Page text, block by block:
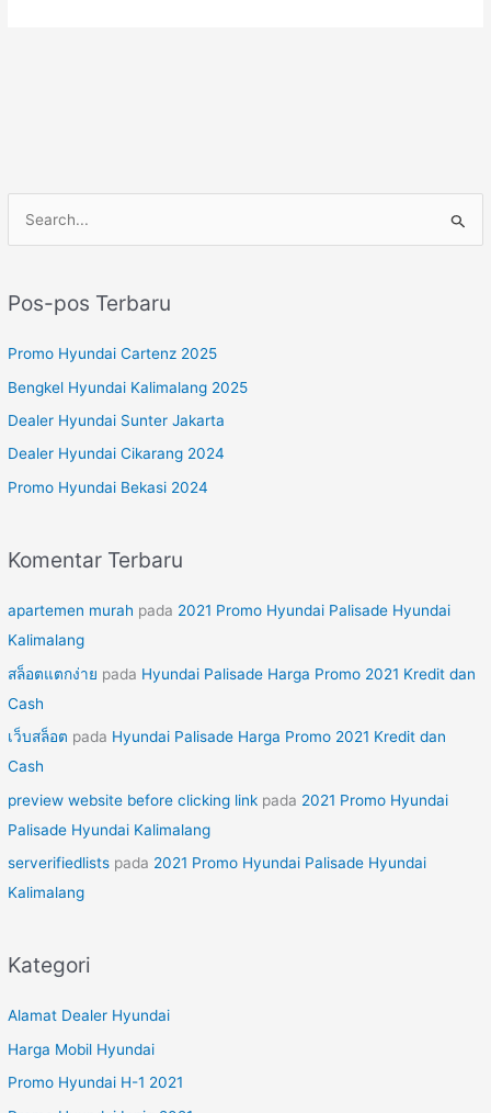
i
u
k
:
Pos-pos Terbaru
Promo Hyundai Cartenz 2025
Bengkel Hyundai Kalimalang 2025
Dealer Hyundai Sunter Jakarta
Dealer Hyundai Cikarang 2024
Promo Hyundai Bekasi 2024
Komentar Terbaru
apartemen murah pada 2021 Promo Hyundai Palisade Hyundai
Kalimalang
สล็อตแตกง่าย pada Hyundai Palisade Harga Promo 2021 Kredit dan
Cash
เว็บสล็อต pada Hyundai Palisade Harga Promo 2021 Kredit dan
Cash
preview website before clicking link pada 2021 Promo Hyundai
Palisade Hyundai Kalimalang
serverifiedlists pada 2021 Promo Hyundai Palisade Hyundai
Kalimalang
Kategori
Alamat Dealer Hyundai
Harga Mobil Hyundai
Promo Hyundai H-1 2021